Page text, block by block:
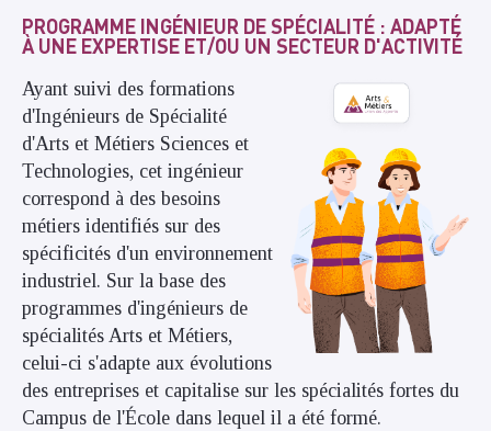
PROGRAMME INGÉNIEUR DE SPÉCIALITÉ : ADAPTÉ
À UNE EXPERTISE ET/OU UN SECTEUR D'ACTIVITÉ
Ayant suivi des formations
d'Ingénieurs de Spécialité
d'Arts et Métiers Sciences et
Technologies, cet ingénieur
correspond à des besoins
métiers identifiés sur des
spécificités d'un environnement
industriel. Sur la base des
programmes d'ingénieurs de
spécialités Arts et Métiers,
celui-ci s'adapte aux évolutions
des entreprises et capitalise sur les spécialités fortes du
Campus de l'École dans lequel il a été formé.